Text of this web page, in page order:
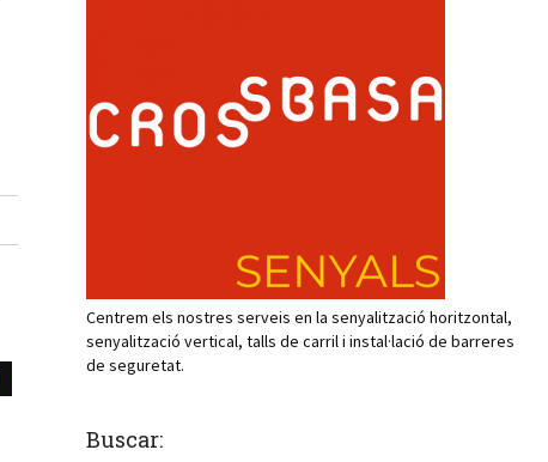
Centrem els nostres serveis en la senyalització horitzontal,
senyalització vertical, talls de carril i instal·lació de barreres
de seguretat.
Buscar: